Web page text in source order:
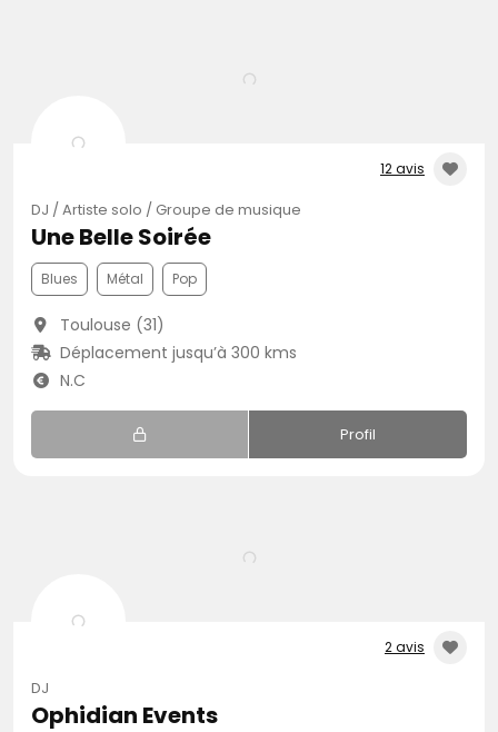
12 avis
DJ / Artiste solo / Groupe de musique
Une Belle Soirée
Blues Métal Pop
Toulouse (31)
Déplacement jusqu’à 300 kms
N.C
Profil
2 avis
DJ
Ophidian Events